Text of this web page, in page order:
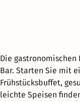
Die
Bar. Starten Sie mit
Frühstücksbuffet,
leichte Speisen